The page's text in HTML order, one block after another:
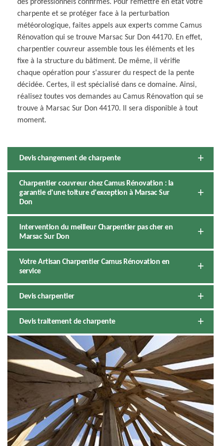
des professionnels confirmés. Pour remettre en état votre
charpente et se protéger face à la perturbation
météorologique, faites appels aux experts comme Camus
Rénovation qui se trouve Marsac Sur Don 44170. En effet,
charpentier couvreur assemble tous les éléments et les
fixe à la structure du bâtiment. De même, il vérifie
chaque opération pour s'assurer du respect de la pente
décidée. Certes, il est spécialisé dans ce domaine. Ainsi,
réalisez toutes vos demandes au Camus Rénovation qui se
trouve à Marsac Sur Don 44170. Il sera disponible à tout
moment.
Devis changement de charpente
Charpentier couvreur chez Camus Rénovation : la
garantie d'une toiture d'exception à Marsac Sur
Don
Intervention du meilleur Charpentier pas cher en
Marsac Sur Don
Votre Artisan Charpentier Camus Rénovation en
service
Devis charpentier
Devis traitement de charpente